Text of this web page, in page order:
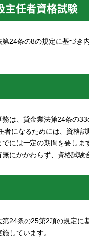
主任者資格試験
第24条の8の規定に基づき
は、貸金業法第24条の
者になるためには、資格
には一定の期間を要しま
にかかわらず、資格試験
24条の25第2項の規定に
しています。